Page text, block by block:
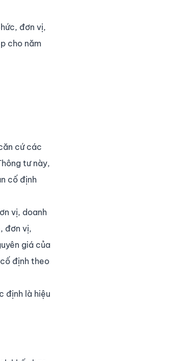
đơn vị,
cho năm
cứ các
tư này,
cố định
vị, doanh
đơn vị,
giá của
định theo
định là hiệu